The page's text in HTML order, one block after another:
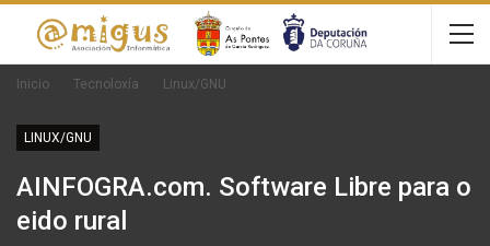
Inicio Tecnoloxía Linux/GNU
LINUX/GNU
AINFOGRA.com. Software Libre para o
eido rural